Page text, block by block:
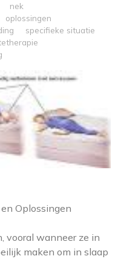
nek
oplossingen
specifieke situatie
Oplossingen
vooral wanneer ze in
maken om in slaap